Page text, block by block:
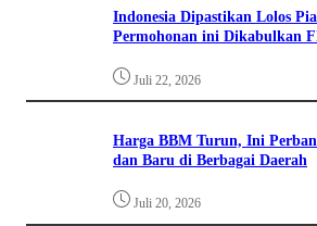
Indonesia Dipastikan Lolos
Permohonan ini Dikabulkan
Juli 22, 2026
Harga BBM Turun, Ini
dan Baru di Berbagai Daerah
Juli 20, 2026